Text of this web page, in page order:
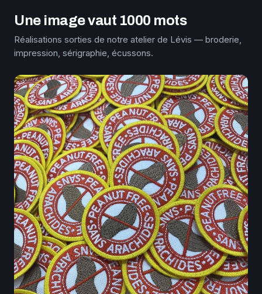
Une image vaut 1000 mots
Réalisations sorties de notre atelier de Lévis — broderie,
impression, sérigraphie, écussons.